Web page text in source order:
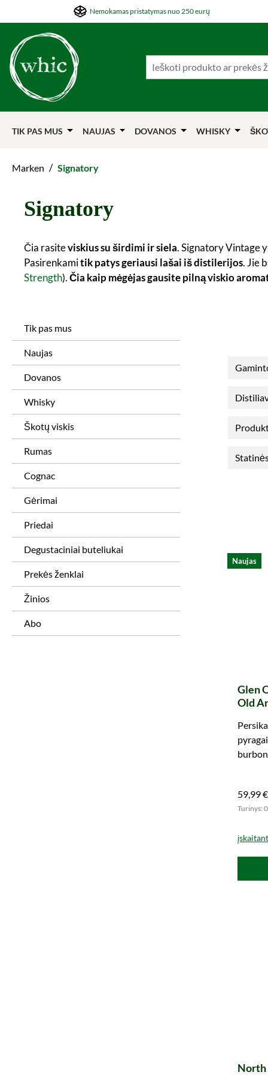
į pagrindinį turinį
Šokti į pagrindinę navigacijąNemokamas pristatymas nuo 250 eurų
TIK PAS MUS NAUJAS DOVANOS WHISKY
Marken / Signatory
Signatory
Čia rasiteviskius su širdimi ir siela. Signatory Vintage
Pasirenkamitik patys geriausi lašai iš distilerijos. Jie
Strength).Čia kaip mėgėjas gausite pilną viskio
Tik pas mus
Naujas
Dovanos
Whisky
Škotų viskis
Rumas
Cognac
Gėrimai
Priedai
Degustaciniai buteliukai
Prekės ženklai
Žinios
Abo
Naujas
Glen
Old
59,99 €
Turinys:
North